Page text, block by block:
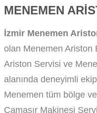
MENEMEN
İzmir Menemen
olan Menemen Ariston
Ariston Servisi ve
alanında deneyimli
Menemen tüm bölge
Çamaşır Makinesi